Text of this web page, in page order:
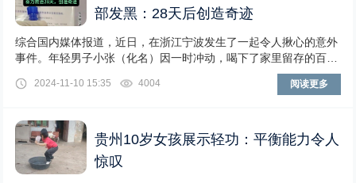
部发黑：28天后创造奇迹
综合国内媒体报道，近日，在浙江宁波发生了一起令人揪心的意外
事件。年轻男子小张（化名）因一时冲动，喝下了家里留存的百草
2024-11-10 15:35 4004 阅读更多
贵州10岁女孩展示轻功：平衡能力令人
惊叹